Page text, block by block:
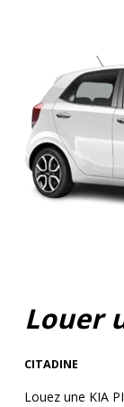
Louer
CITADINE
Louez une KIA